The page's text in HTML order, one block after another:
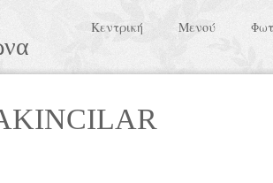
Κεντρική Μενού